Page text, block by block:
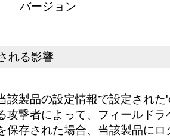
バージョン
れる影響
該製品の設定情報で設定され
攻撃者によって、フィールド
保存された場合、当該製品に